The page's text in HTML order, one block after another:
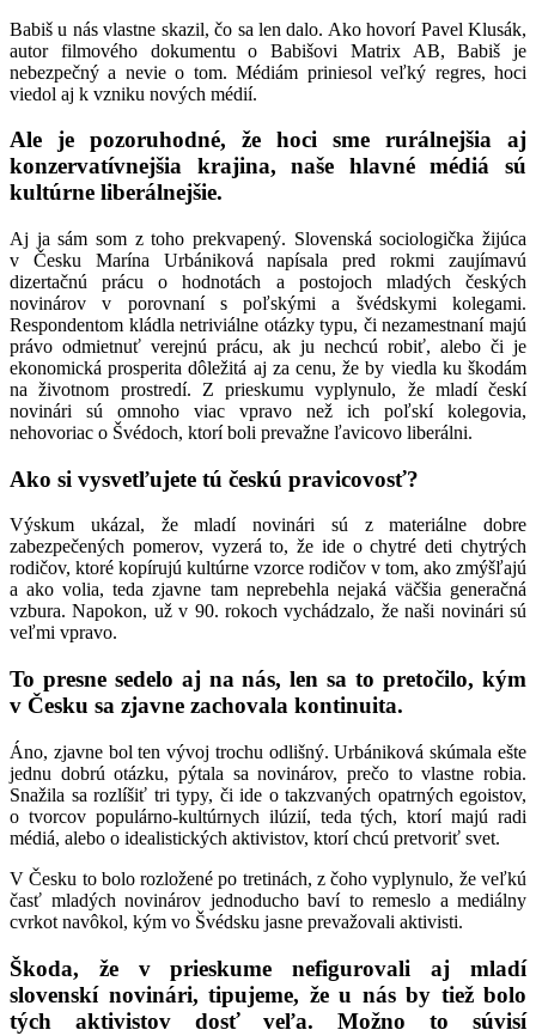
Babiš u nás vlastne skazil, čo sa len dalo. Ako hovorí Pavel Klusák,
autor filmového dokumentu o Babišovi Matrix AB, Babiš je
nebezpečný a nevie o tom. Médiám priniesol veľký regres, hoci
viedol aj k vzniku nových médií.
Ale je pozoruhodné, že hoci sme rurálnejšia aj
konzervatívnejšia krajina, naše hlavné médiá sú
kultúrne liberálnejšie.
Aj ja sám som z toho prekvapený. Slovenská sociologička žijúca
v Česku Marína Urbániková napísala pred rokmi zaujímavú
dizertačnú prácu o hodnotách a postojoch mladých českých
novinárov v porovnaní s poľskými a švédskymi kolegami.
Respondentom kládla netriviálne otázky typu, či nezamestnaní majú
právo odmietnuť verejnú prácu, ak ju nechcú robiť, alebo či je
ekonomická prosperita dôležitá aj za cenu, že by viedla ku škodám
na životnom prostredí. Z prieskumu vyplynulo, že mladí českí
novinári sú omnoho viac vpravo než ich poľskí kolegovia,
nehovoriac o Švédoch, ktorí boli prevažne ľavicovo liberálni.
Ako si vysvetľujete tú českú pravicovosť?
Výskum ukázal, že mladí novinári sú z materiálne dobre
zabezpečených pomerov, vyzerá to, že ide o chytré deti chytrých
rodičov, ktoré kopírujú kultúrne vzorce rodičov v tom, ako zmýšľajú
a ako volia, teda zjavne tam neprebehla nejaká väčšia generačná
vzbura. Napokon, už v 90. rokoch vychádzalo, že naši novinári sú
veľmi vpravo.
To presne sedelo aj na nás, len sa to pretočilo, kým
v Česku sa zjavne zachovala kontinuita.
Áno, zjavne bol ten vývoj trochu odlišný. Urbániková skúmala ešte
jednu dobrú otázku, pýtala sa novinárov, prečo to vlastne robia.
Snažila sa rozlíšiť tri typy, či ide o takzvaných opatrných egoistov,
o tvorcov populárno-kultúrnych ilúzií, teda tých, ktorí majú radi
médiá, alebo o idealistických aktivistov, ktorí chcú pretvoriť svet.
V Česku to bolo rozložené po tretinách, z čoho vyplynulo, že veľkú
časť mladých novinárov jednoducho baví to remeslo a mediálny
cvrkot navôkol, kým vo Švédsku jasne prevažovali aktivisti.
Škoda, že v prieskume nefigurovali aj mladí
slovenskí novinári, tipujeme, že u nás by tiež bolo
tých aktivistov dosť veľa. Možno to súvisí